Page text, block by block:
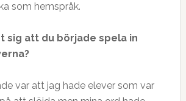
som hemspråk.
sig att du började spela in
var att jag hade elever som var